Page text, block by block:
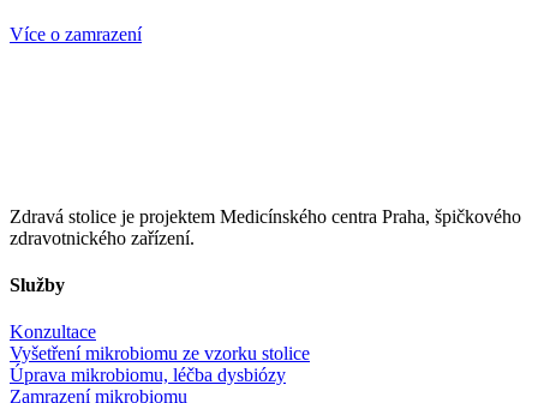
Více o zamrazení
Zdravá stolice je projektem Medicínského centra Praha, špičkového
zdravotnického zařízení.
Služby
Konzultace
Vyšetření mikrobiomu ze vzorku stolice
Úprava mikrobiomu, léčba dysbiózy
Zamrazení mikrobiomu